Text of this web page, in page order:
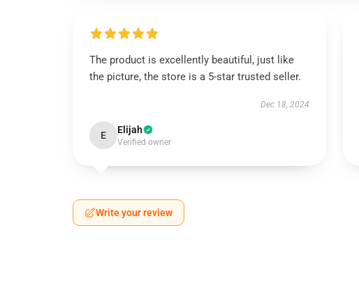
The product is excellently beautiful, just like
the picture, the store is a 5-star trusted seller.
Dec 18, 2024
E Elijah
Verified owner
Write your review